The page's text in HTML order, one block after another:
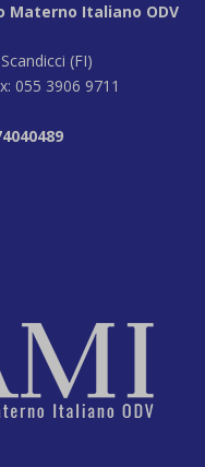
Italiano ODV
(FI)
055 3906 9711